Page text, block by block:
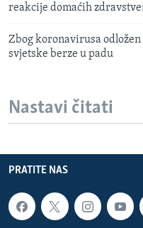
reakcije domaćih
Zbog koronavirusa
svjetske berze u padu
Nastavi čitati
PRATITE NAS